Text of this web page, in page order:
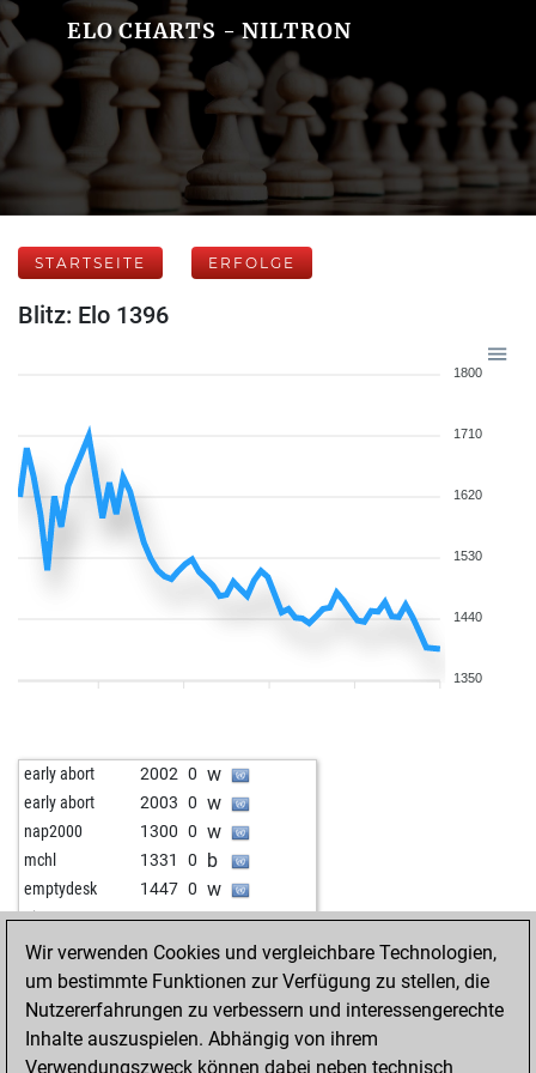
ELO CHARTS - NILTRON
STARTSEITE ERFOLGE
Blitz: Elo 1396
1800
1710
1620
1530
1440
1350
early abort 2002 0 w
early abort 2003 0 w
nap2000 1300 0 w
mchl 1331 0 b
emptydesk 1447 0 w
gig12 1453 1 w
early abort 2050 0 b
ericadam 1381 0 w
ericadam 1395 1 b
early abort 2058 0 w
plantfeber 1416 1 b
Wir verwenden Cookies und vergleichbare Technologien,
um bestimmte Funktionen zur Verfügung zu stellen, die
Nutzererfahrungen zu verbessern und interessengerechte
Inhalte auszuspielen. Abhängig von ihrem
Verwendungszweck können dabei neben technisch